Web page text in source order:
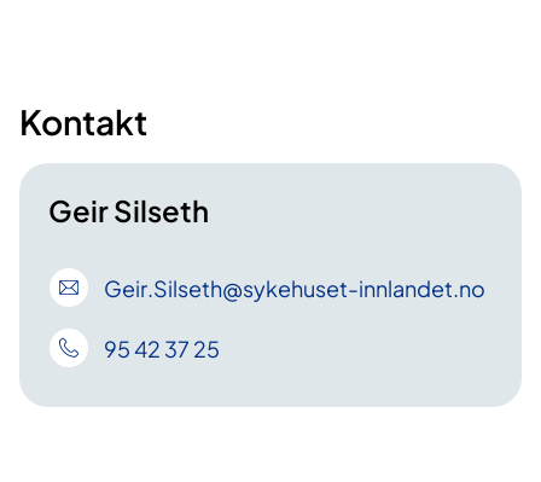
Kontakt
Geir Silseth
Geir.Silseth@sykehuset-innlandet.no
95 42 37 25